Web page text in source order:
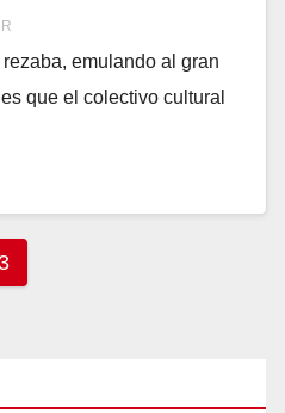
emulando al gran
que el colectivo cultural